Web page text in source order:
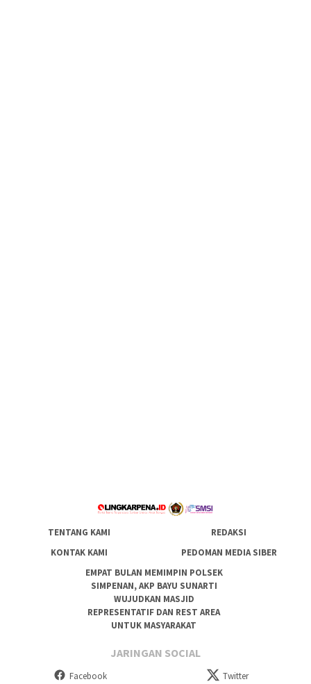
TENTANG KAMI
REDAKSI
KONTAK KAMI
PEDOMAN MEDIA SIBER
EMPAT BULAN MEMIMPIN POLSEK
SIMPENAN, AKP BAYU SUNARTI
WUJUDKAN MASJID
REPRESENTATIF DAN REST AREA
UNTUK MASYARAKAT
JARINGAN SOCIAL
Facebook Twitter